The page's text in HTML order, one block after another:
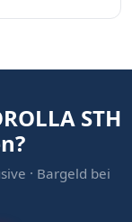
STH
· Bargeld bei